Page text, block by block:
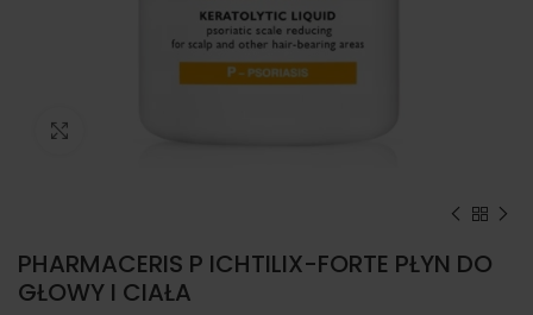
PHARMACERIS P ICHTILIX-FORTE PŁYN DO
GŁOWY I CIAŁA